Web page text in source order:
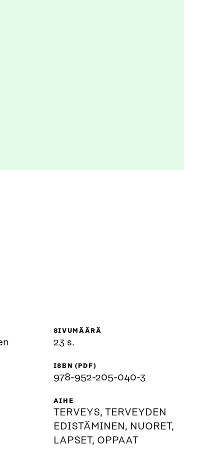
SIVUMÄÄRÄ
23 s.
ISBN (PDF)
978-952-205-040-3
AIHE
TERVEYS, TERVEYDEN
EDISTÄMINEN, NUORET,
LAPSET, OPPAAT